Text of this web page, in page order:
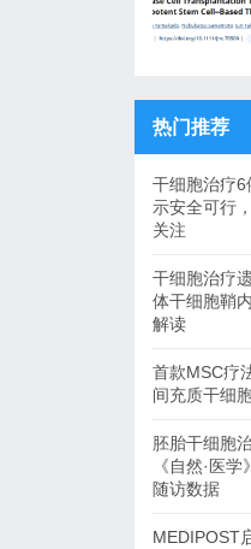
热门推荐
干细胞治疗6
示安全可行
关注
干细胞治疗
体干细胞鞘
解读
首款MSC疗
间充质干细
胚胎干细胞
《自然·医
随访数据
MEDIPOST